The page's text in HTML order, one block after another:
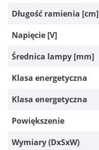
Długość ramienia [cm]
Napięcie [V]
Średnica lampy [mm]
Klasa energetyczna
Klasa energetyczna
Powiększenie
Wymiary (DxSxW)